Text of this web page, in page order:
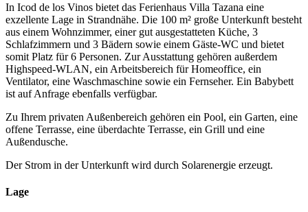
In Icod de los Vinos bietet das Ferienhaus Villa Tazana eine
exzellente Lage in Strandnähe. Die 100 m² große Unterkunft besteht
aus einem Wohnzimmer, einer gut ausgestatteten Küche, 3
Schlafzimmern und 3 Bädern sowie einem Gäste-WC und bietet
somit Platz für 6 Personen. Zur Ausstattung gehören außerdem
Highspeed-WLAN, ein Arbeitsbereich für Homeoffice, ein
Ventilator, eine Waschmaschine sowie ein Fernseher. Ein Babybett
ist auf Anfrage ebenfalls verfügbar.
Zu Ihrem privaten Außenbereich gehören ein Pool, ein Garten, eine
offene Terrasse, eine überdachte Terrasse, ein Grill und eine
Außendusche.
Der Strom in der Unterkunft wird durch Solarenergie erzeugt.
Lage